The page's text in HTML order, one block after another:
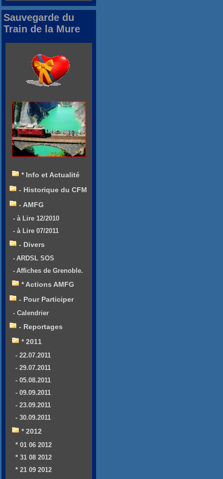
Sauvegarde du
Train de la Mure
* Info et Actualité
- Historique du CFM
- AMFG
- à Lire 12/2010
- à Lire 07/2011
- Divers
- ARDSL SOS
- Affiches de Grenoble.
* Actions AMFG
- Pour Participer
- Calendrier
- Reportages
* 2011
- 22.07.2011
- 29.07.2011
- 05.08.2011
- 09.09.2011
- 23.09.2011
- 30.09.2011
* 2012
* 01 06 2012
* 31 08 2012
* 21 09 2012